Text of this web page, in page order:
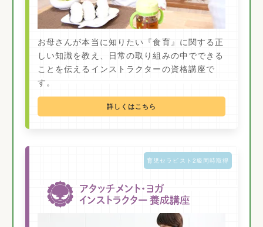
お母さんが本当に知りたい『食育』に関する正
しい知識を教え、日常の取り組みの中でできる
ことを伝えるインストラクターの資格講座で
す。
詳しくはこちら
育児セラピスト2級同時取得